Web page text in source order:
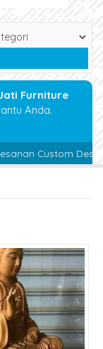
Furniture
Anda.
Custom